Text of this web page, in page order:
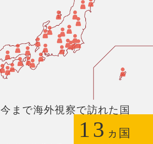
今まで海外視察で訪れた国
13 ヵ国